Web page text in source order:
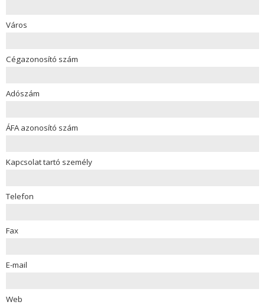
Város
Cégazonosító szám
Adószám
ÁFA azonosító szám
Kapcsolat tartó személy
Telefon
Fax
E-mail
Web